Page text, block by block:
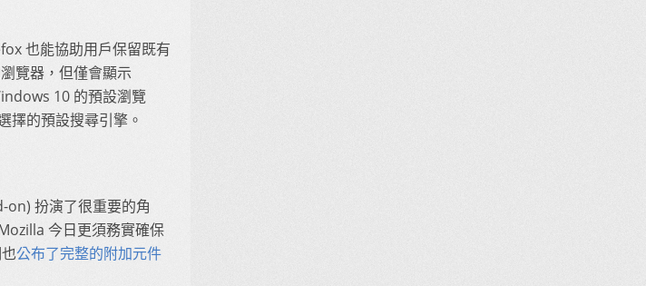
也能協助用戶保留既有
覽器，但僅會顯示
10 的預設瀏覽
擇的預設搜尋引擎。
on) 扮演了很重要的角
今日更須務實確保
公布了完整的附加元件